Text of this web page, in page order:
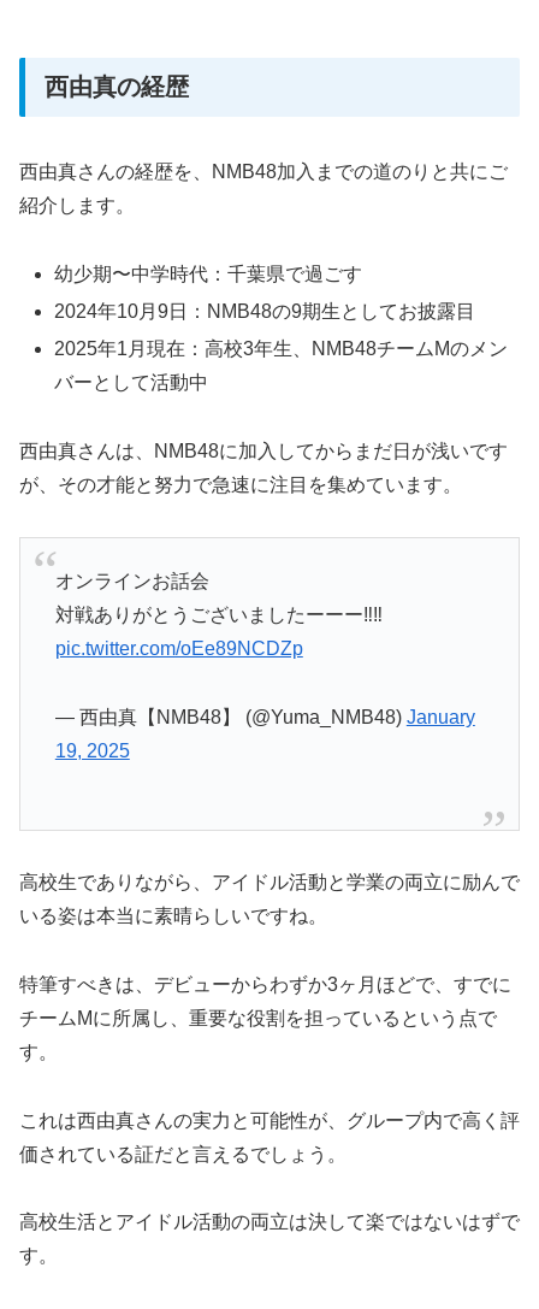
西由真の経歴
西由真さんの経歴を、NMB48加入までの道のりと共にご
紹介します。
幼少期〜中学時代：千葉県で過ごす
2024年10月9日：NMB48の9期生としてお披露目
2025年1月現在：高校3年生、NMB48チームMのメン
バーとして活動中
西由真さんは、NMB48に加入してからまだ日が浅いです
が、その才能と努力で急速に注目を集めています。
オンラインお話会
対戦ありがとうございましたーーー‼️‼️
pic.twitter.com/oEe89NCDZp
— 西由真【NMB48】 (@Yuma_NMB48) January
19, 2025
高校生でありながら、アイドル活動と学業の両立に励んで
いる姿は本当に素晴らしいですね。
特筆すべきは、デビューからわずか3ヶ月ほどで、すでに
チームMに所属し、重要な役割を担っているという点で
す。
これは西由真さんの実力と可能性が、グループ内で高く評
価されている証だと言えるでしょう。
高校生活とアイドル活動の両立は決して楽ではないはずで
す。